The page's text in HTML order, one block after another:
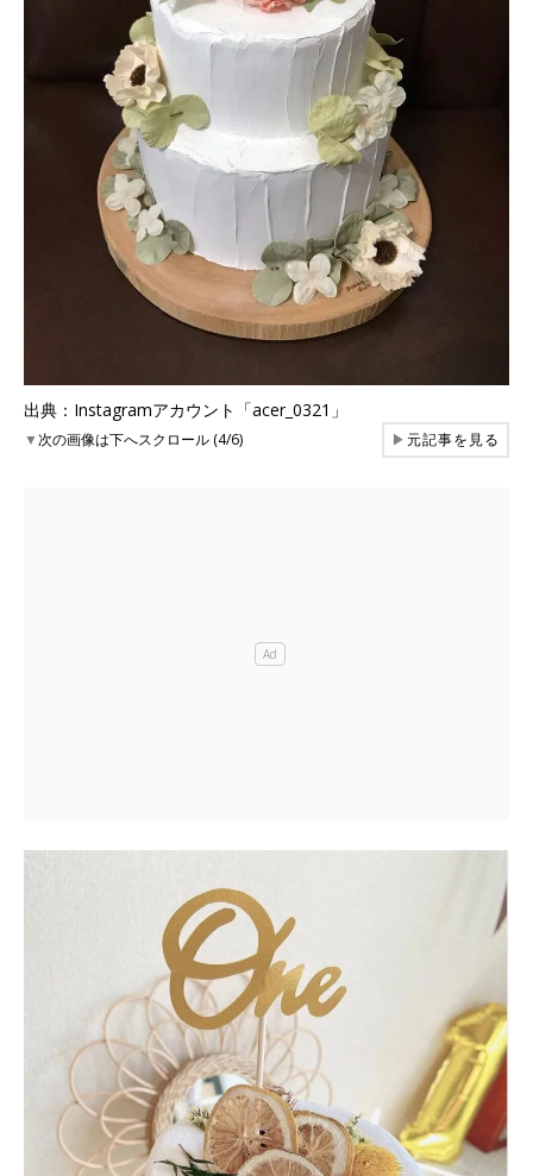
出典：Instagramアカウント「acer_0321」
▼次の画像は下へスクロール (4/6) ▶元記事を見る